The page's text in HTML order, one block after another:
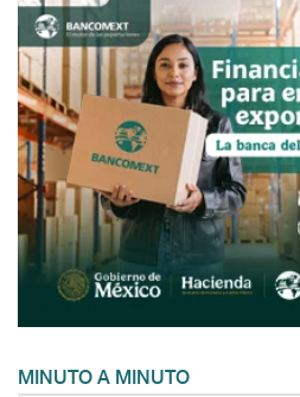
MINUTO A MINUTO